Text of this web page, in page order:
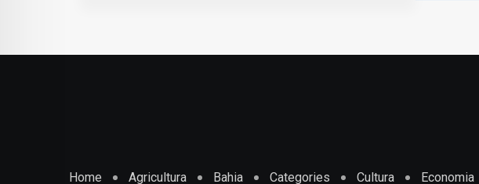
Home Agricultura Bahia Categories Cultura Economia